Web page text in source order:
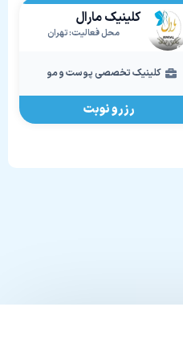
کلینیک مارال
محل فعالیت: تهران
کلینیک تخصصی پوست و مو
رزرو نوبت